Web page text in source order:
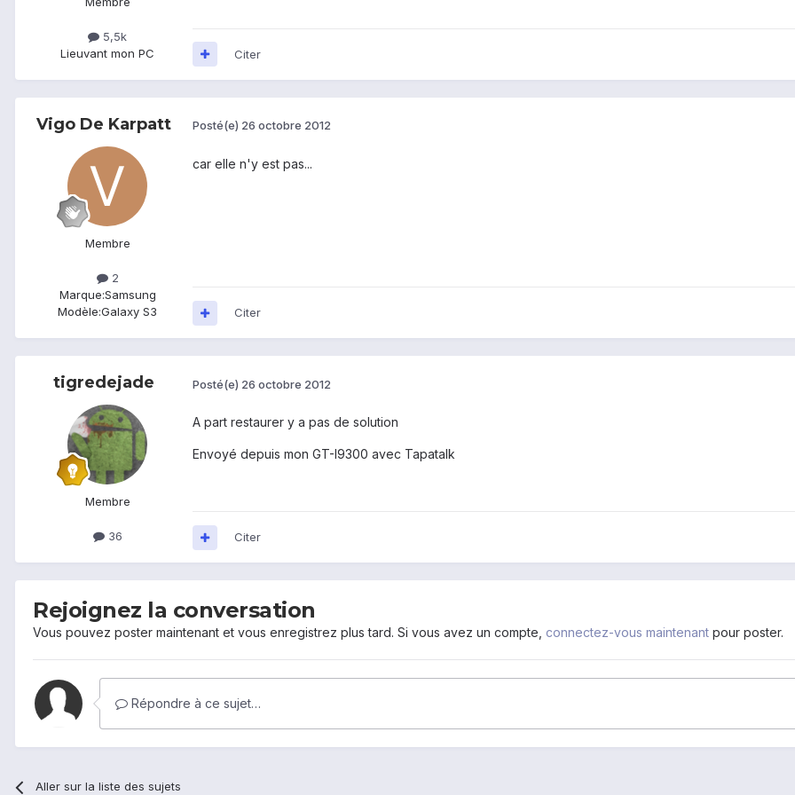
5,5k
Lieuvant mon PC Citer
Vigo De Karpatt
Membre
2
Marque:Samsung
Modèle:Galaxy S3
Posté(e) 26 octobre 2012
car elle n'y est pas...
Citer
tigredejade
Membre
36
Posté(e) 26 octobre 2012
A part restaurer y a pas de solution
Envoyé depuis mon GT-I9300 avec Tapatalk
Citer
Rejoignez la conversation
Vous pouvez poster maintenant et vous enregistrez plus tard. Si vous avez un compte, connectez-vous maintenant pour poster.
Répondre à ce sujet…
Aller sur la liste des sujets